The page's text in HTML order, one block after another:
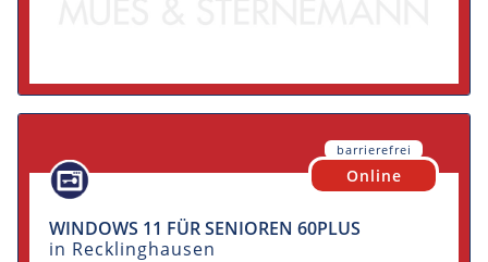
barrierefrei
Online
WINDOWS 11 FÜR SENIOREN 60PLUS
in Recklinghausen